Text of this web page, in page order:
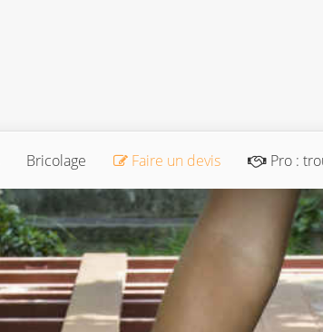
Bricolage Faire un devis Pro :